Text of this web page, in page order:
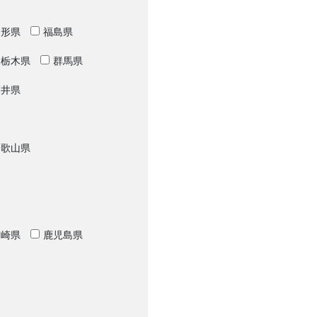
県 福島県
栃木県 群馬県
県
山県
県 鹿児島県